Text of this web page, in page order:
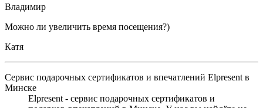
Владимир
Можно ли увеличить время посещения?)
Катя
Сервис подарочных сертификатов и впечатлений Elpresent в
Минске
Elpresent - сервис подарочных сертификатов и